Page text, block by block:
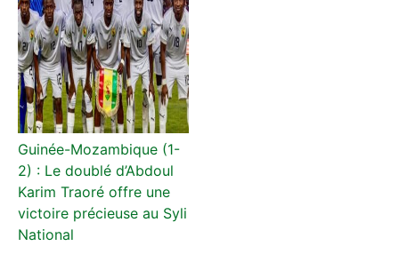
Guinée-Mozambique (1-
2) : Le doublé d’Abdoul
Karim Traoré offre une
victoire précieuse au Syli
National